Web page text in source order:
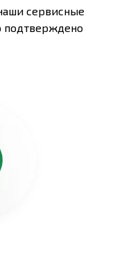
сервисные
подтверждено